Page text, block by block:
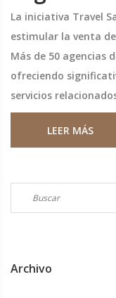
La iniciativa Travel
estimular la venta
Más de 50 agencias
ofreciendo
servicios
incentivar el turismo,
atractivas ofertas
LEER MÁS
Archivo